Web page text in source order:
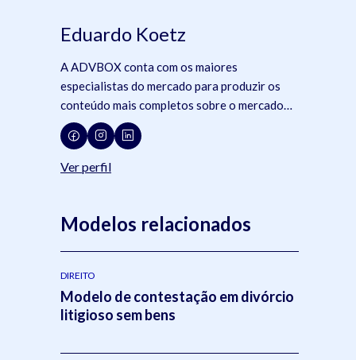
Eduardo Koetz
A ADVBOX conta com os maiores
especialistas do mercado para produzir os
conteúdo mais completos sobre o mercado
jurídico, tecnologia e advocacia.
Ver perfil
Modelos relacionados
DIREITO
Modelo de contestação em divórcio
litigioso sem bens